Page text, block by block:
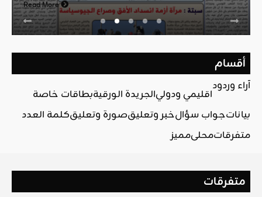
Read More
أقسام
آراء وردود
اقليمي ودوليالجريدة الورقيةبطاقات خاصة
بياناتجواب سؤالخبر وتعليقصورة وتعليقكلمة العدد
متفرقاتمحليمميز
متفرقات